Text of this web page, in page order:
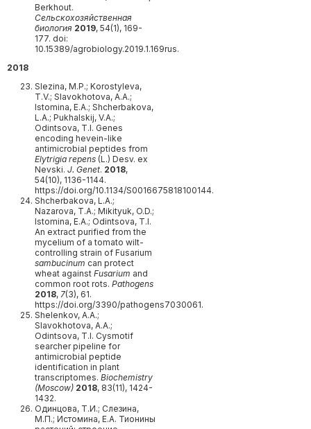
Berkhout.
Сельскохозяйственная
биология 2019, 54(1), 169-
177. doi:
10.15389/agrobiology.2019.1.169rus.
2018
Slezina, M.P.; Korostyleva,
T.V.; Slavokhotova, A.A.;
Istomina, E.A.; Shcherbakova,
L.A.; Pukhalskij, V.A.;
Odintsova, T.I. Genes
encoding hevein-like
antimicrobial peptides from
Elytrigia repens (L.) Desv. ex
Nevski. J. Genet. 2018,
54(10), 1136-1144.
https://doi.org/10.1134/S0016675818100144.
Shcherbakova, L.A.;
Nazarova, T.A.; Mikityuk, O.D.;
Istomina, E.A.; Odintsova, T.I.
An extract purified from the
mycelium of a tomato wilt-
controlling strain of Fusarium
sambucinum can protect
wheat against Fusarium and
common root rots. Pathogens
2018, 7(3), 61.
https://doi.org/3390/pathogens7030061.
Shelenkov, A.A.;
Slavokhotova, A.A.;
Odintsova, T.I. Cysmotif
searcher pipeline for
antimicrobial peptide
identification in plant
transcriptomes. Biochemistry
(Moscow) 2018, 83(11), 1424-
1432.
Одинцова, Т.И.; Слезина,
М.П.; Истомина, Е.А. Тионины